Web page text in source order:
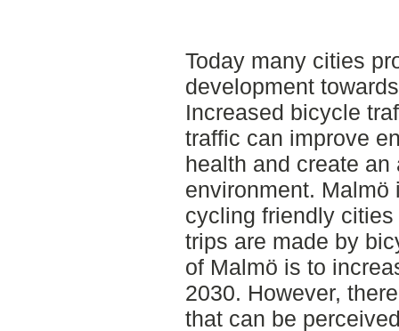
Today many cities
development
Increased bicycle
traffic can improve
health and create an
environment. Malmö
cycling friendly
trips are made by
of Malmö is to
2030. However,
that can be